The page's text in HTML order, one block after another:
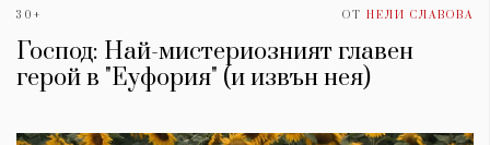
30+ ОТ НЕЛИ СЛАВОВА
Господ: Най-мистериозният главен
герой в "Еуфория" (и извън нея)